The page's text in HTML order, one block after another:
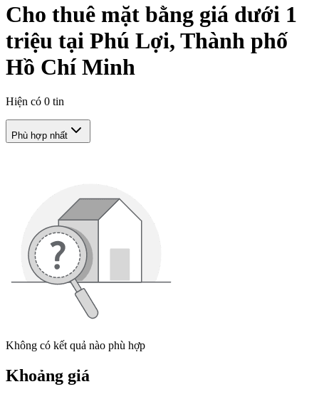
Cho thuê mặt bằng giá dưới 1
triệu tại Phú Lợi, Thành phố
Hồ Chí Minh
Hiện có 0 tin
Phù hợp nhất
Không có kết quả nào phù hợp
Khoảng giá